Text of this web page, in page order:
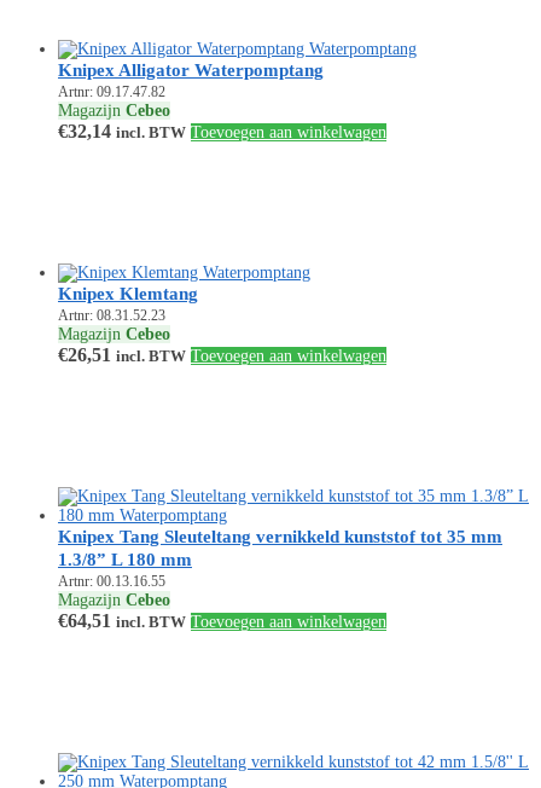
Knipex Alligator Waterpomptang
Artnr: 09.17.47.82
Magazijn Cebeo
€32,14 incl. BTW Toevoegen aan winkelwagen
Knipex Klemtang
Artnr: 08.31.52.23
Magazijn Cebeo
€26,51 incl. BTW Toevoegen aan winkelwagen
Knipex Tang Sleuteltang vernikkeld kunststof tot 35 mm
1.3/8” L 180 mm
Artnr: 00.13.16.55
Magazijn Cebeo
€64,51 incl. BTW Toevoegen aan winkelwagen